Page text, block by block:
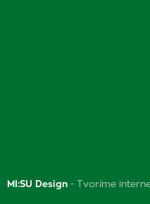
MI:SU Design - Tvoríme